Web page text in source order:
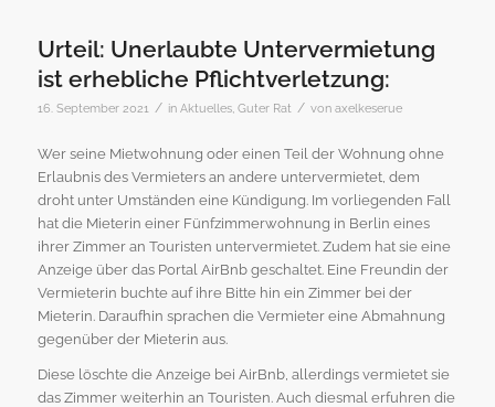
Urteil: Unerlaubte Untervermietung
ist erhebliche Pflichtverletzung:
16. September 2021 / in Aktuelles, Guter Rat / von axelkeserue
Wer seine Mietwohnung oder einen Teil der Wohnung ohne
Erlaubnis des Vermieters an andere untervermietet, dem
droht unter Umständen eine Kündigung. Im vorliegenden Fall
hat die Mieterin einer Fünfzimmerwohnung in Berlin eines
ihrer Zimmer an Touristen untervermietet. Zudem hat sie eine
Anzeige über das Portal AirBnb geschaltet. Eine Freundin der
Vermieterin buchte auf ihre Bitte hin ein Zimmer bei der
Mieterin. Daraufhin sprachen die Vermieter eine Abmahnung
gegenüber der Mieterin aus.
Diese löschte die Anzeige bei AirBnb, allerdings vermietet sie
das Zimmer weiterhin an Touristen. Auch diesmal erfuhren die